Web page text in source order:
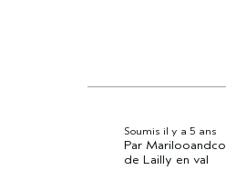
Soumis il y a 5 ans
Par Marilooandco
de Lailly en val